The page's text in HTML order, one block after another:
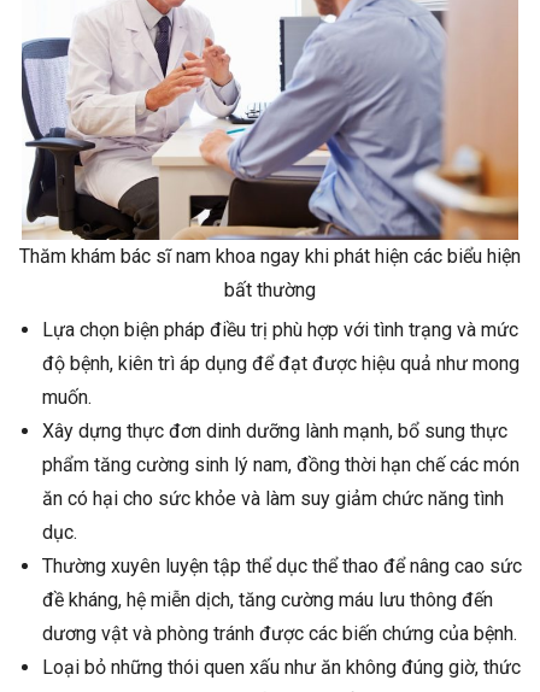
Thăm khám bác sĩ nam khoa ngay khi phát hiện các biểu hiện
bất thường
Lựa chọn biện pháp điều trị phù hợp với tình trạng và mức
độ bệnh, kiên trì áp dụng để đạt được hiệu quả như mong
muốn.
Xây dựng thực đơn dinh dưỡng lành mạnh, bổ sung thực
phẩm tăng cường sinh lý nam, đồng thời hạn chế các món
ăn có hại cho sức khỏe và làm suy giảm chức năng tình
dục.
Thường xuyên luyện tập thể dục thể thao để nâng cao sức
đề kháng, hệ miễn dịch, tăng cường máu lưu thông đến
dương vật và phòng tránh được các biến chứng của bệnh.
Loại bỏ những thói quen xấu như ăn không đúng giờ, thức